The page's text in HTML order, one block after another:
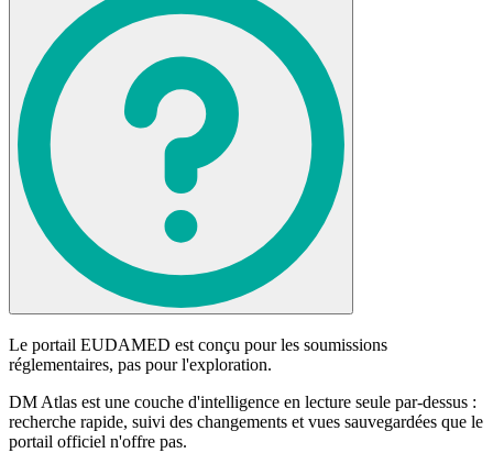
Le portail EUDAMED est conçu pour les soumissions
réglementaires, pas pour l'exploration.
DM Atlas est une couche d'intelligence en lecture seule par-dessus :
recherche rapide, suivi des changements et vues sauvegardées que le
portail officiel n'offre pas.